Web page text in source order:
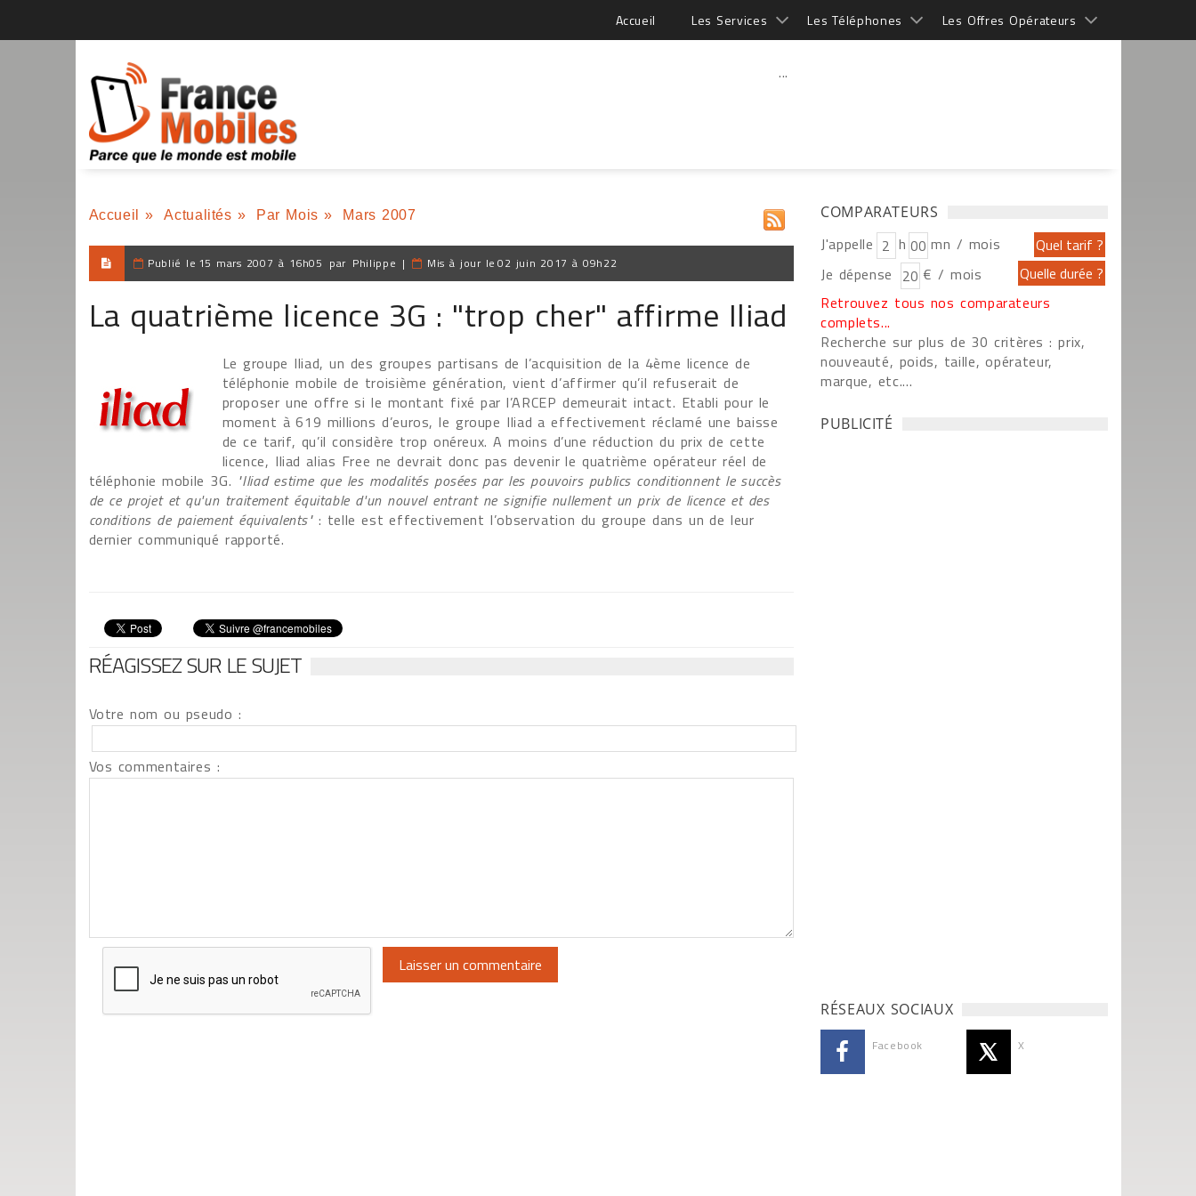
Accueil Les Services Les Téléphones Les Offres Opérateurs
...
Accueil » Actualités » Par Mois » Mars 2007
Publié le 15 mars 2007 à 16h05 par Philippe | Mis à jour le 02 juin 2017 à 09h22
La quatrième licence 3G : "trop cher" affirme Iliad
Le groupe Iliad, un des groupes partisans de l’acquisition de la 4ème licence de
téléphonie mobile de troisième génération, vient d’affirmer qu’il refuserait de
proposer une offre si le montant fixé par l’ARCEP demeurait intact. Etabli pour le
moment à 619 millions d’euros, le groupe Iliad a effectivement réclamé une baisse
de ce tarif, qu’il considère trop onéreux. A moins d’une réduction du prix de cette
licence, Iliad alias Free ne devrait donc pas devenir le quatrième opérateur réel de
téléphonie mobile 3G. "Iliad estime que les modalités posées par les pouvoirs publics conditionnent le succès
de ce projet et qu'un traitement équitable d'un nouvel entrant ne signifie nullement un prix de licence et des
conditions de paiement équivalents": telle est effectivement l’observation du groupe dans un de leur
dernier communiqué rapporté.
RÉAGISSEZ SUR LE SUJET
Votre nom ou pseudo :
Vos commentaires :
COMPARATEURS
J'appelle h
mn / mois
Je dépense
€ / mois
Retrouvez tous nos comparateurs
complets...
Recherche sur plus de 30 critères : prix,
nouveauté, poids, taille, opérateur,
marque, etc....
PUBLICITÉ
RÉSEAUX SOCIAUX
Facebook X